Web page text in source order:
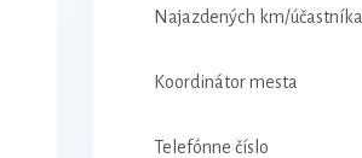
Najazdených km/účastníka
Koordinátor mesta
Telefónne číslo